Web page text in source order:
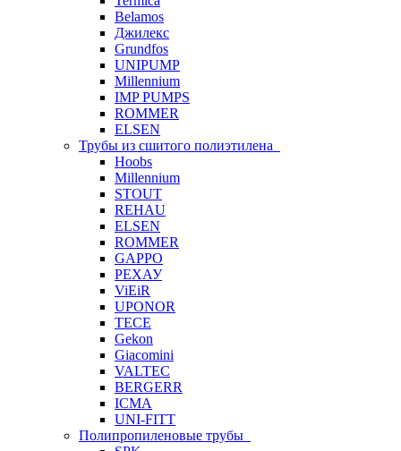
Belamos
Джилекс
Grundfos
UNIPUMP
Millennium
IMP PUMPS
ROMMER
ELSEN
Трубы из сшитого полиэтилена
Hoobs
Millennium
STOUT
REHAU
ELSEN
ROMMER
GAPPO
РЕХАУ
ViEiR
UPONOR
TECE
Gekon
Giacomini
VALTEC
BERGERR
ICMA
UNI-FITT
Полипропиленовые трубы